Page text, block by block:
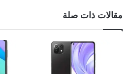
مقالات ذات صلة